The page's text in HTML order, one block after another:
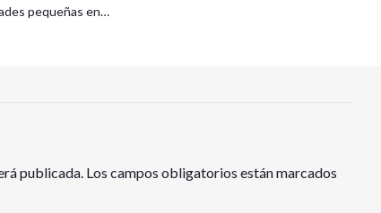
pequeñas en…
publicada. Los campos obligatorios están marcados